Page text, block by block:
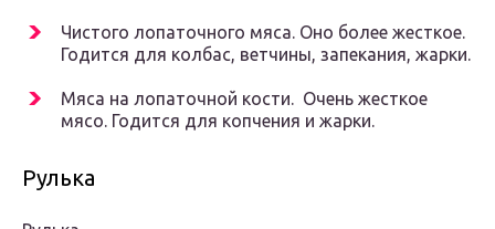
Чистого лопаточного мяса. Оно более жесткое.
Годится для колбас, ветчины, запекания, жарки.
Мяса на лопаточной кости. Очень жесткое
мясо. Годится для копчения и жарки.
Рулька